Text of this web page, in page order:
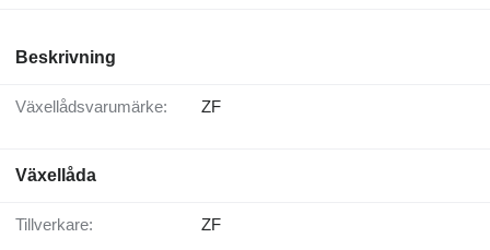
Beskrivning
Växellådsvarumärke: ZF
Växellåda
Tillverkare: ZF